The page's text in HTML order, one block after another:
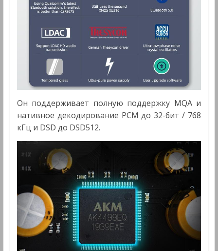
Он поддерживает полную поддержку MQA и
нативное декодирование PCM до 32-бит / 768
кГц и DSD до DSD512.